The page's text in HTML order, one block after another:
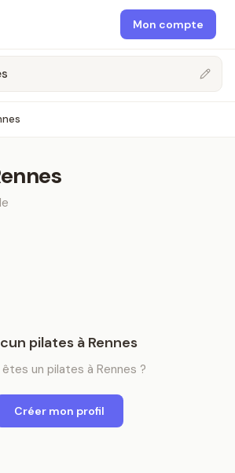
Mon compte
pilatesà Rennes
êtes un pilates à Rennes ?
Créer mon profil